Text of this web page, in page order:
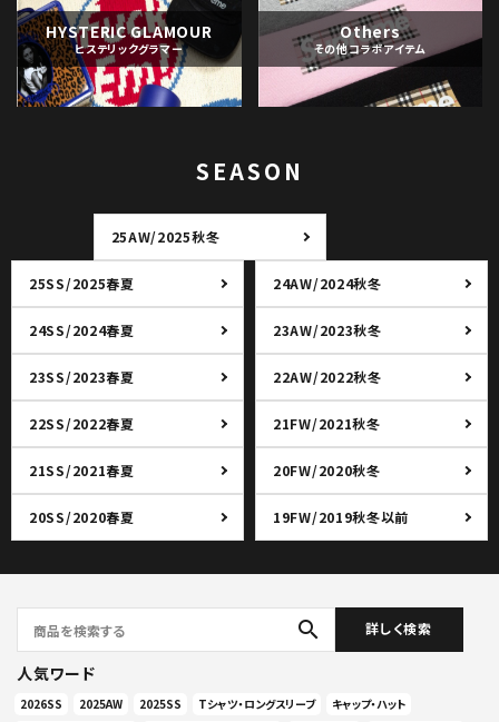
HYSTERIC GLAMOUR
ヒステリックグラマー
Others
その他コラボアイテム
SEASON
25AW/2025秋冬
25SS/2025春夏 24AW/2024秋冬
24SS/2024春夏 23AW/2023秋冬
23SS/2023春夏 22AW/2022秋冬
22SS/2022春夏 21FW/2021秋冬
21SS/2021春夏 20FW/2020秋冬
20SS/2020春夏 19FW/2019秋冬以前
search 詳しく検索
人気ワード
2026SS 2025AW 2025SS Tシャツ・ロングスリーブ
キャップ・ハット